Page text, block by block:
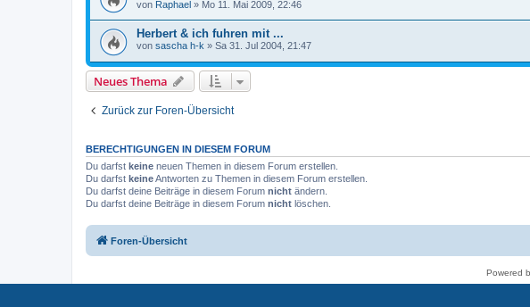
von Raphael » Mo 11. Mai 2009, 22:46
Herbert & ich fuhren mit ...
von sascha h-k » Sa 31. Jul 2004, 21:47
Neues Thema
Zurück zur Foren-Übersicht
BERECHTIGUNGEN IN DIESEM FORUM
Du darfst keine neuen Themen in diesem Forum erstellen.
Du darfst keineAntworten zu Themen in diesem Forum erstellen.
Du darfst deine Beiträge in diesem Forum nicht ändern.
Du darfst deine Beiträge in diesem Forum nicht löschen.
Foren-Übersicht
Powered